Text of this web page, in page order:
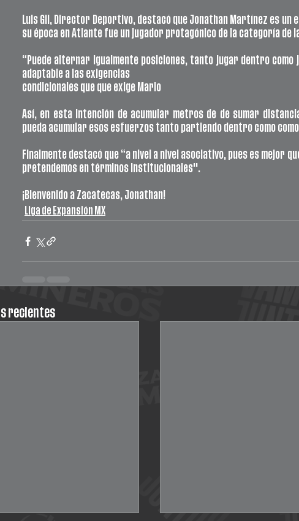
Luis Gil, Director Deportivo, destacó que Jonathan Martínez es un
su época en Atlante fue un jugador protagónico de la categoría de
“Puede alternar igualmente posiciones, tanto jugar dentro como
adaptable a las exigencias
condicionales que que exige Mario
Así, en esta intención de acumular metros de de sumar
pueda acumular esos esfuerzos tanto partiendo dentro como
Finalmente destacó que “a nivel a nivel asociativo, pues es mejor
pretendemos en términos institucionales".
¡Bienvenido a Zacatecas, Jonathan!
Liga de Expansión MX
recientes